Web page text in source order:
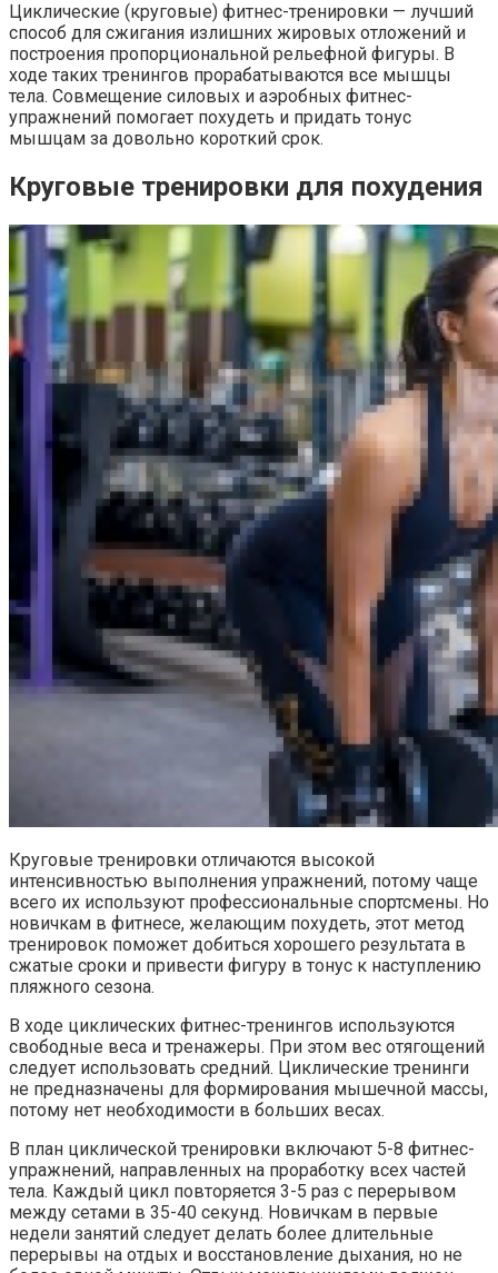
Циклические (круговые) фитнес-тренировки — лучший
способ для сжигания излишних жировых отложений и
построения пропорциональной рельефной фигуры. В
ходе таких тренингов прорабатываются все мышцы
тела. Совмещение силовых и аэробных фитнес-
упражнений помогает похудеть и придать тонус
мышцам за довольно короткий срок.
Круговые тренировки для похудения
Круговые тренировки отличаются высокой
интенсивностью выполнения упражнений, потому чаще
всего их используют профессиональные спортсмены. Но
новичкам в фитнесе, желающим похудеть, этот метод
тренировок поможет добиться хорошего результата в
сжатые сроки и привести фигуру в тонус к наступлению
пляжного сезона.
В ходе циклических фитнес-тренингов используются
свободные веса и тренажеры. При этом вес отягощений
следует использовать средний. Циклические тренинги
не предназначены для формирования мышечной массы,
потому нет необходимости в больших весах.
В план циклической тренировки включают 5-8 фитнес-
упражнений, направленных на проработку всех частей
тела. Каждый цикл повторяется 3-5 раз с перерывом
между сетами в 35-40 секунд. Новичкам в первые
недели занятий следует делать более длительные
перерывы на отдых и восстановление дыхания, но не